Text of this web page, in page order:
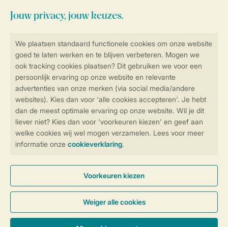
Controle over jouw gegevens &
Instellingen wijzigen
Veilig en snel online boeken
Veilige gegevensoverdracht
Veilige betaling
Blijf op de hoogte
Algemene Voorwaarden Privacy Notice Cookies en banners